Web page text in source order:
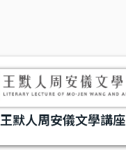
王默人周安儀文學講座